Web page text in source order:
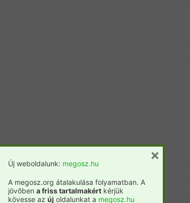
Új weboldalunk: megosz.hu
A megosz.org átalakulása folyamatban. A
jövőben a friss tartalmakért kérjük
kövesse az új oldalunkat a megosz.hu
×